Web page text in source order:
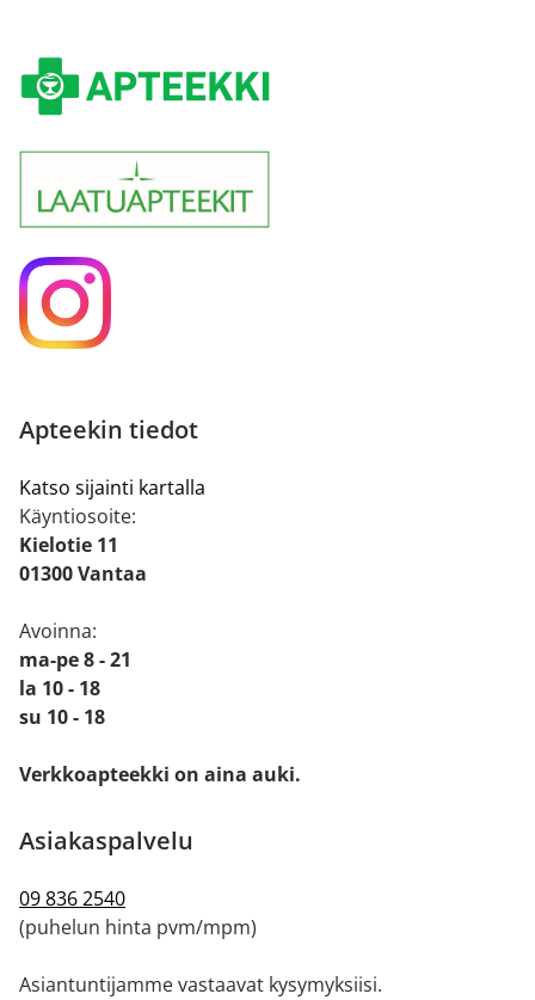
Apteekin tiedot
Katso sijainti kartalla
Käyntiosoite:
Kielotie 11
01300 Vantaa
Avoinna:
ma-pe 8 - 21
la 10 - 18
su 10 - 18
Verkkoapteekki on aina auki.
Asiakaspalvelu
09 836 2540
(puhelun hinta pvm/mpm)
Asiantuntijamme vastaavat kysymyksiisi.